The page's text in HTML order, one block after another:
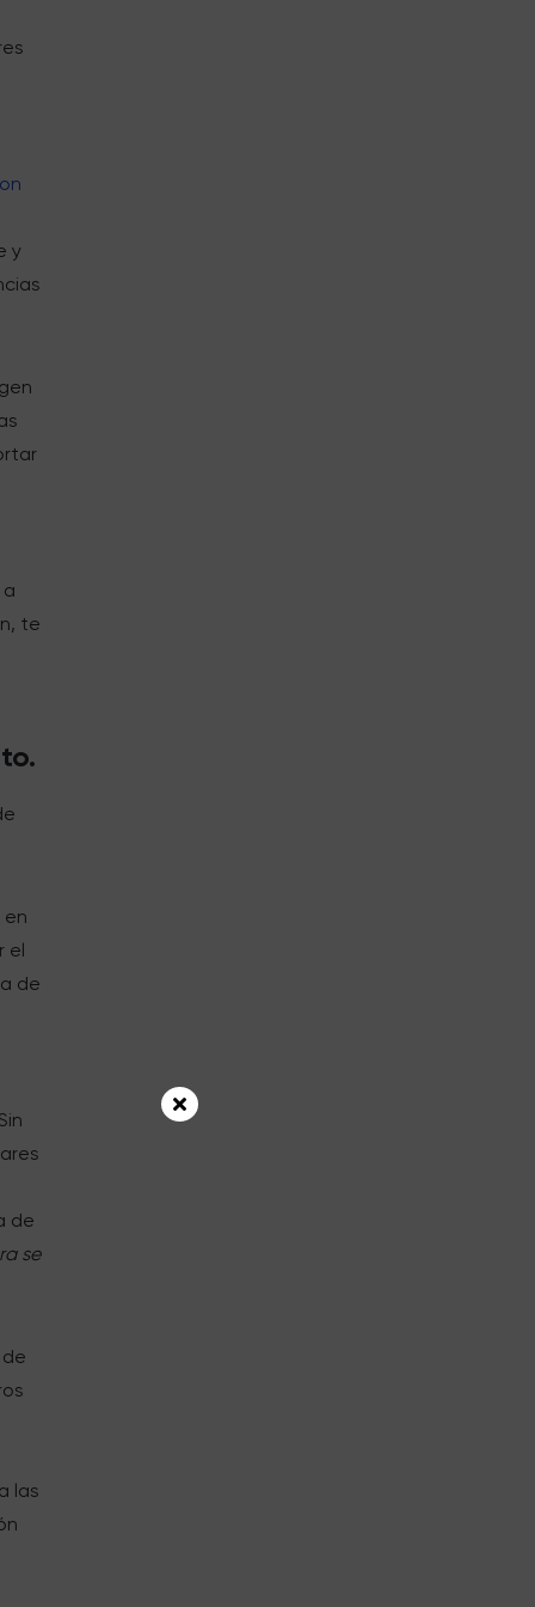
y
te
en
el
de
de
se
las